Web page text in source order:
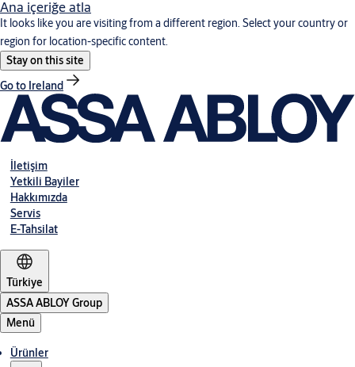
Ana içeriğe atla
It looks like you are visiting from a different region. Select your country or
region for location-specific content.
Stay on this site
Go to Ireland
İletişim
Yetkili Bayiler
Hakkımızda
Servis
E-Tahsilat
Türkiye
ASSA ABLOY Group
Menü
Ürünler